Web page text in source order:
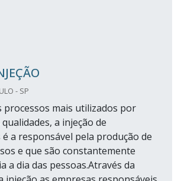
- SP
processos mais utilizados por
a injeção de
a responsável pela produção de
e que são constantemente
a dia das pessoas.Através da